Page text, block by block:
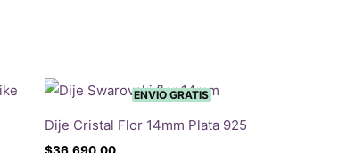
ENVIO GRATIS
Dije Cristal Flor 14mm Plata 925